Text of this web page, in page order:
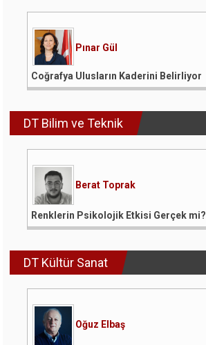
Pınar Gül
Coğrafya Ulusların Kaderini Belirliyor
DT Bilim ve Teknik
Berat Toprak
Renklerin Psikolojik Etkisi Gerçek mi?
DT Kültür Sanat
Oğuz Elbaş